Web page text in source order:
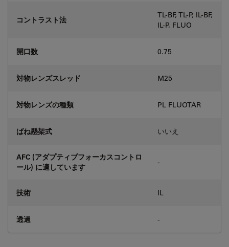
コントラスト法
TL-BF, TL-P, IL-BF,
IL-P, FLUO
開口数 0.75
対物レンズスレッド M25
対物レンズの種類 PL FLUOTAR
ばね懸架式 いいえ
AFC (アダプティブフォーカスコントロ
ール) に適しています
-
技術 IL
透過 -